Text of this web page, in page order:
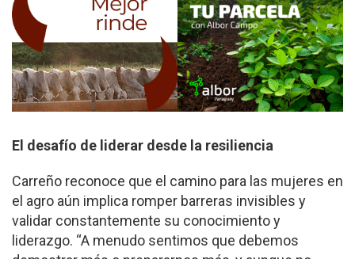
El desafío de liderar desde la resiliencia
Carreño reconoce que el camino para las mujeres en
el agro aún implica romper barreras invisibles y
validar constantemente su conocimiento y
liderazgo. “A menudo sentimos que debemos